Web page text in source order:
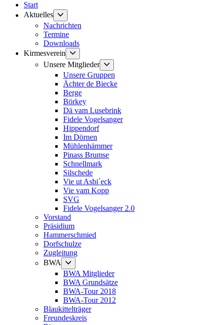
Start
Aktuelles
Untermenü
anzeigen
Nachrichten
Termine
Downloads
Kirmesverein
anzeigen
Unsere Mitglieder
anzeigen
Unsere Gruppen
Ächter de Biecke
Berge
Börkey
Dä vam Lusebrink
Fidele Vogelsanger
Hippendorf
Im Dörnen
Mühlenhämmer
Pinass Brumse
Schnellmark
Silschede
Vie ut Asbi´eck
Vie vam Kopp
SVG
Fidele Vogelsanger 2.0
Vorstand
Präsidium
Hammerschmied
Dorfschulze
Zugleitung
BWA
Untermenü
anzeigen
BWA Mitglieder
BWA Grundsätze
BWA-Tour 2018
BWA-Tour 2012
Blaukittelträger
Freundeskreis